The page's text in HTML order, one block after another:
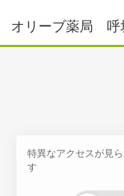
オリーブ薬局 呼
特異なアクセスが見
す